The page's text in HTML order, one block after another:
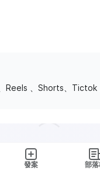
發案 部
Reels 、Shorts、Tictok